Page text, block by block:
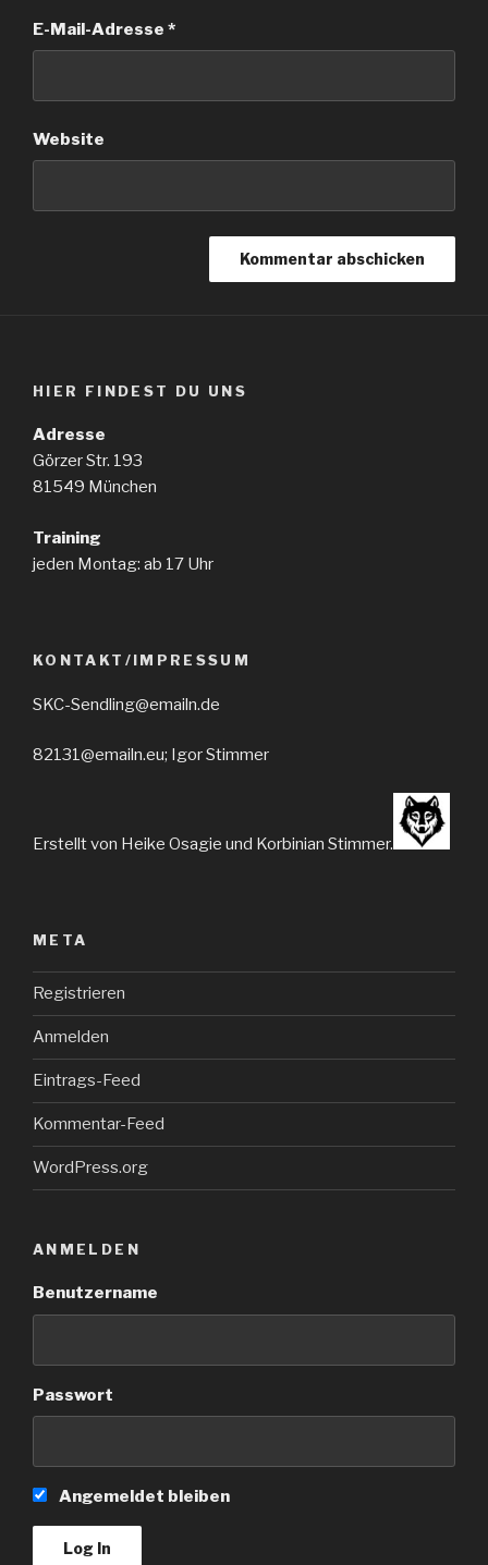
E-Mail-Adresse *
Website
HIER FINDEST DU UNS
Adresse
Görzer Str. 193
81549 München
Training
jeden Montag: ab 17 Uhr
KONTAKT/IMPRESSUM
SKC-Sendling@emailn.de
82131@emailn.eu; Igor Stimmer
Erstellt von Heike Osagie und Korbinian Stimmer.
META
Registrieren
Anmelden
Eintrags-Feed
Kommentar-Feed
WordPress.org
ANMELDEN
Benutzername
Passwort
Angemeldet bleiben